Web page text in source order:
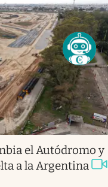
el Autódromo y
a la Argentina